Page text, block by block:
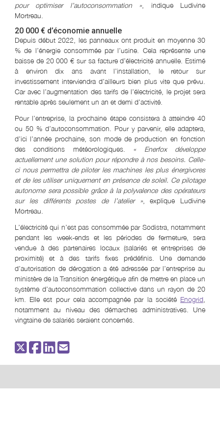
pour optimiser l’autoconsommation » , indique Ludivine
Mortreau.
20 000 € d’économie annuelle
Depuis début 2022, les panneaux ont produit en moyenne 30
% de l’énergie consommée par l’usine. Cela représente une
baisse de 20 000 € sur sa facture d’électricité annuelle. Estimé
à environ dix ans avant l’installation, le retour sur
investissement interviendra d’ailleurs bien plus vite que prévu.
Car avec l’augmentation des tarifs de l’électricité, le projet sera
rentable après seulement un an et demi d’activité.
Pour l’entreprise, la prochaine étape consistera à atteindre 40
ou 50 % d’autoconsommation. Pour y parvenir, elle adaptera,
d’ici l’année prochaine, son mode de production en fonction
des conditions météorologiques. « Enerfox développe
actuellement une solution pour répondre à nos besoins. Celle-
ci nous permettra de piloter les machines les plus énergivores
et de les utiliser uniquement en présence de soleil. Ce pilotage
autonome sera possible grâce à la polyvalence des opérateurs
sur les différents postes de l’atelier », explique Ludivine
Mortreau.
L’électricité qui n’est pas consommée par Sodistra, notamment
pendant les week-ends et les périodes de fermeture, sera
vendue à des partenaires locaux (salariés et entreprises de
proximité) et à des tarifs fixes prédéfinis. Une demande
d’autorisation de dérogation a été adressée par l’entreprise au
ministère de la Transition énergétique afin de mettre en place un
système d’autoconsommation collective dans un rayon de 20
km. Elle est pour cela accompagnée par la société Enogrid
notamment au niveau des démarches administratives. Une
vingtaine de salariés seraient concernés.